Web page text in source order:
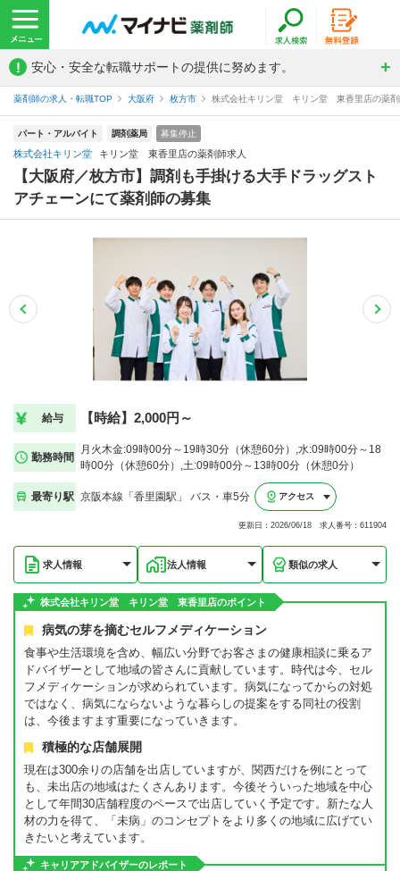
! 安心・安全な転職サポートの提供に努めます。
薬剤師の求人・転職TOP 大阪府 枚方市 株式会社キリン堂 キリン堂 東香里店の薬剤
パート・アルバイト 調剤薬局 募集停止
株式会社キリン堂 キリン堂 東香里店の薬剤師求人
【大阪府／枚方市】調剤も手掛ける大手ドラッグスト
アチェーンにて薬剤師の募集
給与 【時給】2,000円～
勤務時間
月火木金:09時00分～19時30分（休憩60分）,水:09時00分～18
時00分（休憩60分）,土:09時00分～13時00分（休憩0分）
最寄り駅 京阪本線「香里園駅」 バス・車5分 アクセス
更新日：2026/06/18 求人番号：611904
求人情報 法人情報 類似の求人
株式会社キリン堂 キリン堂 東香里店のポイント
病気の芽を摘むセルフメディケーション
食事や生活環境を含め、幅広い分野でお客さまの健康相談に乗るア
ドバイザーとして地域の皆さんに貢献しています。時代は今、セル
フメディケーションが求められています。病気になってからの対処
ではなく、病気にならないような暮らしの提案をする同社の役割
は、今後ますます重要になっていきます。
積極的な店舗展開
現在は300余りの店舗を出店していますが、関西だけを例にとって
も、未出店の地域はたくさんあります。今後そういった地域を中心
として年間30店舗程度のペースで出店していく予定です。新たな人
材の力を得て、「未病」のコンセプトをより多くの地域に広げてい
きたいと考えています。
キャリアアドバイザーのレポート